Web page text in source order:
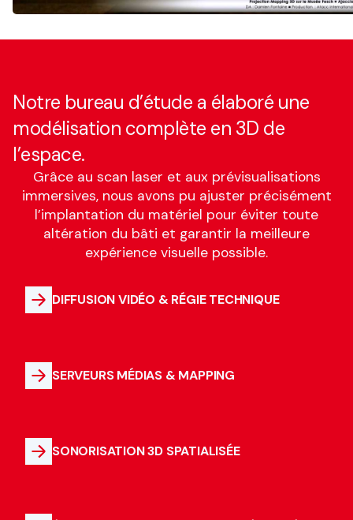
Notre bureau d’étude a élaboré une
modélisation complète en 3D de
l’espace.
Grâce au scan laser et aux prévisualisations
immersives, nous avons pu ajuster précisément
l’implantation du matériel pour éviter toute
altération du bâti et garantir la meilleure
expérience visuelle possible.
DIFFUSION VIDÉO & RÉGIE TECHNIQUE
SERVEURS MÉDIAS & MAPPING
SONORISATION 3D SPATIALISÉE